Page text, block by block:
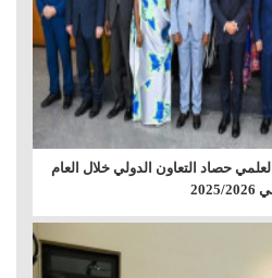
حصاد التعاون الدولي خلال العام
2026